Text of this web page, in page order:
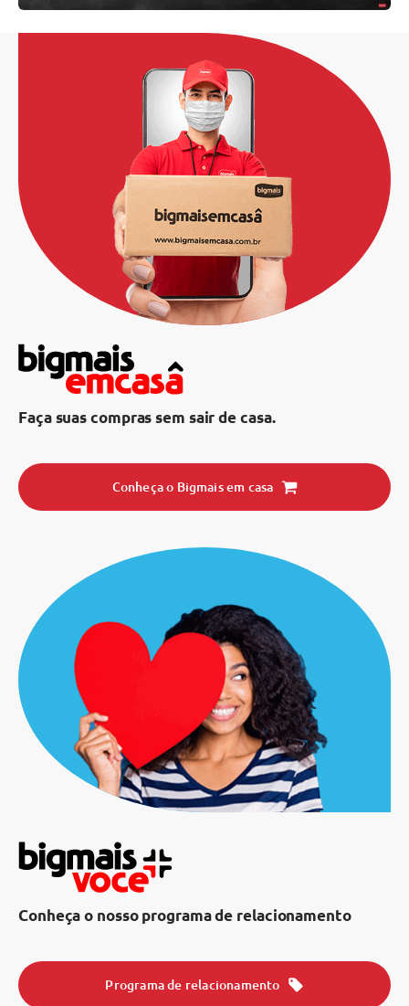
Faça suas compras sem sair de casa.
Conheça o Bigmais em casa
Conheça o nosso programa de relacionamento
Programa de relacionamento